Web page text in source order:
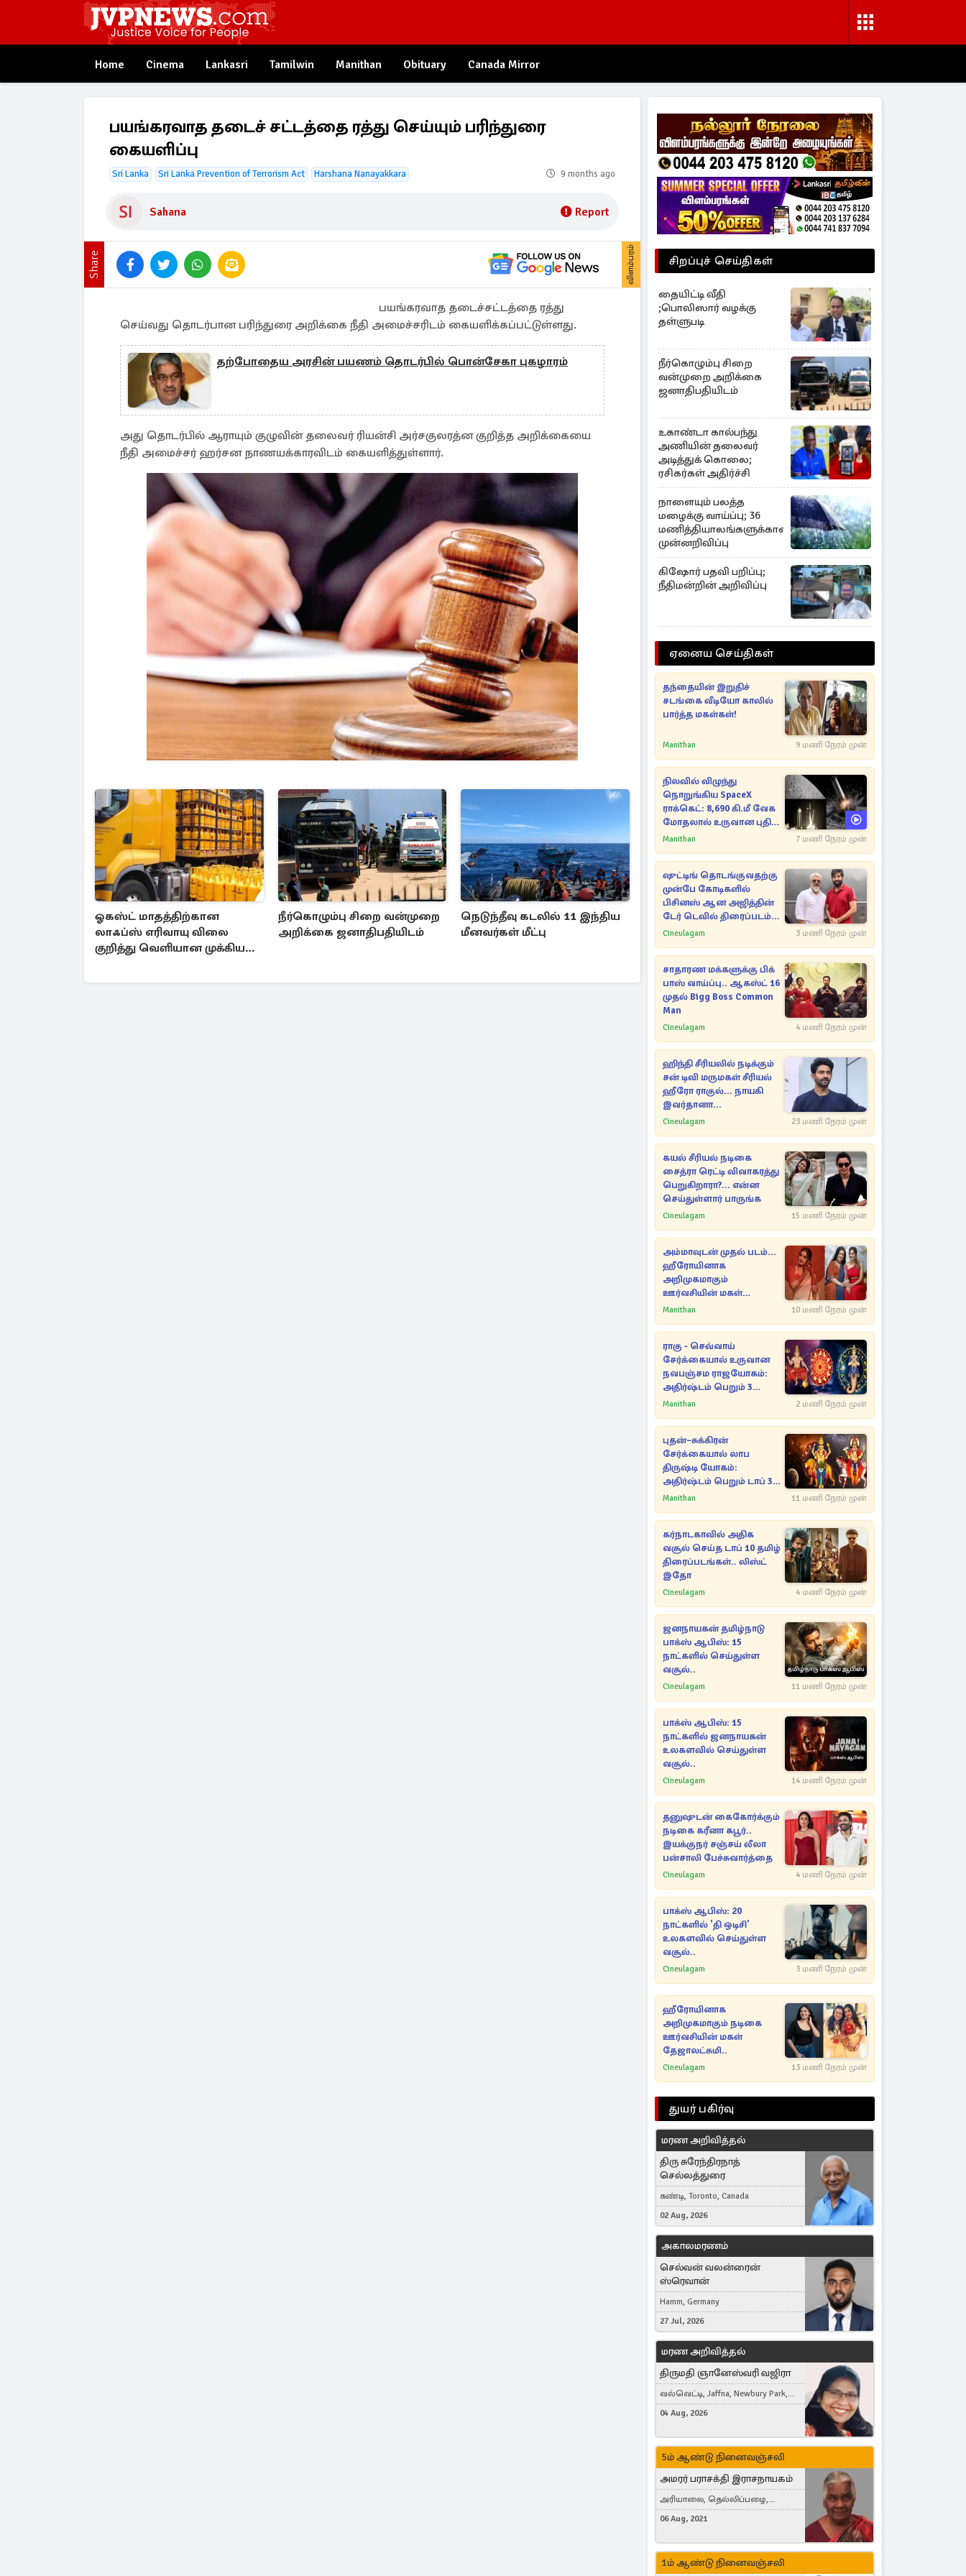
Home Cinema Lankasri Tamilwin Manithan Obituary Canada Mirror
பயங்கரவாத தடைச் சட்டத்தை ரத்து செய்யும் பரிந்துரை
கையளிப்பு
Sri Lanka Sri Lanka Prevention of Terrorism Act Harshana Nanayakkara 9 months ago
Sahana Report
Share விளம்பரம்
பயங்கரவாத தடைச்சட்டத்தை ரத்து
செய்வது தொடர்பான பரிந்துரை அறிக்கை நீதி அமைச்சரிடம் கையளிக்கப்பட்டுள்ளது.
தற்போதைய அரசின் பயணம் தொடர்பில் பொன்சேகா புகழாரம்
அது தொடர்பில் ஆராயும் குழுவின் தலைவர் ரியன்சி அர்சகுலரத்ன குறித்த அறிக்கையை
நீதி அமைச்சர் ஹர்சன நாணயக்காரவிடம் கையளித்துள்ளார்.
ஓகஸ்ட் மாதத்திற்கான
லாஃப்ஸ் எரிவாயு விலை
குறித்து வெளியான முக்கிய
நீர்கொழும்பு சிறை வன்முறை
அறிக்கை ஜனாதிபதியிடம்
நெடுந்தீவு கடலில் 11 இந்திய
மீனவர்கள் மீட்பு
சிறப்புச் செய்திகள்
தையிட்டி வீதி
;பொலிஸார் வழக்கு
தள்ளுபடி
நீர்கொழும்பு சிறை
வன்முறை அறிக்கை
ஜனாதிபதியிடம்
உகாண்டா கால்பந்து
அணியின் தலைவர்
அடித்துக் கொலை;
ரசிகர்கள் அதிர்ச்சி
நாளையும் பலத்த
மழைக்கு வாய்ப்பு; 36
மணித்தியாலங்களுக்கான
முன்னறிவிப்பு
கிஷோர் பதவி பறிப்பு;
நீதிமன்றின் அறிவிப்பு
ஏனைய செய்திகள்
தந்தையின் இறுதிச்
சடங்கை வீடியோ காலில்
பார்த்த மகள்கள்!
Manithan 9 மணி நேரம் முன்
நிலவில் விழுந்து
நொறுங்கிய SpaceX
ராக்கெட்: 8,690 கி.மீ வேக
மோதலால் உருவான புதிய
பள்ளம்!
Manithan 7 மணி நேரம் முன்
ஷுட்டிங் தொடங்குவதற்கு
முன்பே கோடிகளில்
பிசினஸ் ஆன அஜித்தின்
டேர் டெவில் திரைப்படம்...
Cineulagam 3 மணி நேரம் முன்
சாதாரண மக்களுக்கு பிக்
பாஸ் வாய்ப்பு.. ஆகஸ்ட் 16
முதல் Bigg Boss Common
Man
Cineulagam 4 மணி நேரம் முன்
ஹிந்தி சீரியலில் நடிக்கும்
சன் டிவி மருமகள் சீரியல்
ஹீரோ ராகுல்... நாயகி
இவர்தானா...
Cineulagam 23 மணி நேரம் முன்
கயல் சீரியல் நடிகை
சைத்ரா ரெட்டி விவாகரத்து
பெறுகிறாரா?... என்ன
செய்துள்ளார் பாருங்க
Cineulagam 15 மணி நேரம் முன்
அம்மாவுடன் முதல் படம்...
ஹீரோயினாக
அறிமுகமாகும்
ஊர்வசியின் மகள்
தேஜலட்சுமி!
Manithan 10 மணி நேரம் முன்
ராகு - செவ்வாய்
சேர்க்கையால் உருவான
நவபஞ்சம ராஜயோகம்:
அதிர்ஷ்டம் பெறும் 3
ராசிகள்!
Manithan 2 மணி நேரம் முன்
புதன்–சுக்கிரன்
சேர்க்கையால் லாப
திருஷ்டி யோகம்:
அதிர்ஷ்டம் பெறும் டாப் 3
ராசிகள்!
Manithan 11 மணி நேரம் முன்
கர்நாடகாவில் அதிக
வசூல் செய்த டாப் 10 தமிழ்
திரைப்படங்கள்.. லிஸ்ட்
இதோ
Cineulagam 4 மணி நேரம் முன்
ஜனநாயகன் தமிழ்நாடு
பாக்ஸ் ஆபிஸ்: 15
நாட்களில் செய்துள்ள
வசூல்..
Cineulagam 11 மணி நேரம் முன்
பாக்ஸ் ஆபிஸ்: 15
நாட்களில் ஜனநாயகன்
உலகளவில் செய்துள்ள
வசூல்..
Cineulagam 14 மணி நேரம் முன்
தனுஷுடன் கைகோர்க்கும்
நடிகை கரீனா கபூர்..
இயக்குநர் சஞ்சய் லீலா
பன்சாலி பேச்சுவார்த்தை
Cineulagam 4 மணி நேரம் முன்
பாக்ஸ் ஆபிஸ்: 20
நாட்களில் 'தி ஒடிசி'
உலகளவில் செய்துள்ள
வசூல்..
Cineulagam 3 மணி நேரம் முன்
ஹீரோயினாக
அறிமுகமாகும் நடிகை
ஊர்வசியின் மகள்
தேஜாலட்சுமி..
Cineulagam 13 மணி நேரம் முன்
துயர் பகிர்வு
மரண அறிவித்தல்
திரு சுரேந்திரநாத்
செல்லத்துரை
கண்டி, Toronto, Canada
02 Aug, 2026
அகாலமரணம்
செல்வன் வலன்ரைன்
ஸ்ரெவான்
Hamm, Germany
27 Jul, 2026
மரண அறிவித்தல்
திருமதி ஞானேஸ்வரி வஜிரா
வல்வெட்டி, Jaffna, Newbury Park,
United Kingdom
04 Aug, 2026
5ம் ஆண்டு நினைவஞ்சலி
அமரர் பராசக்தி இராசநாயகம்
அரியாலை, தெல்லிப்பழை,
Montreal, Canada
06 Aug, 2021
1ம் ஆண்டு நினைவஞ்சலி